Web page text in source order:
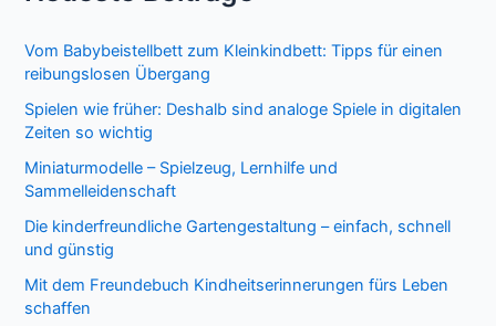
Vom Babybeistellbett zum Kleinkindbett: Tipps für einen
reibungslosen Übergang
Spielen wie früher: Deshalb sind analoge Spiele in digitalen
Zeiten so wichtig
Miniaturmodelle – Spielzeug, Lernhilfe und
Sammelleidenschaft
Die kinderfreundliche Gartengestaltung – einfach, schnell
und günstig
Mit dem Freundebuch Kindheitserinnerungen fürs Leben
schaffen